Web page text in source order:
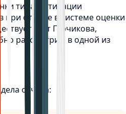
типа мотивации
при отборе в системе оценки
тест Герчикова,
рассмотрим в одной из
отчёта: